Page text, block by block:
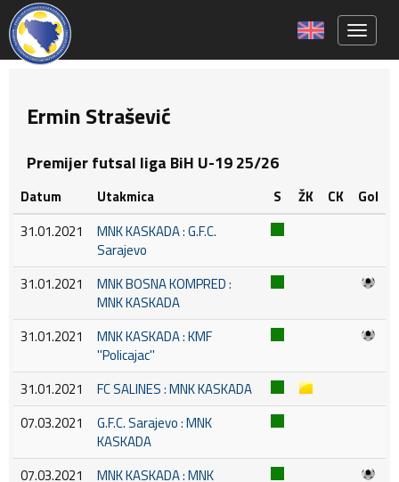
Ermin Strašević
Premijer futsal liga BiH U-19 25/26
Datum Utakmica S ŽK CK
Gol
31.01.2021
MNK KASKADA : G.F.C.
Sarajevo
31.01.2021
MNK BOSNA KOMPRED :
MNK KASKADA
31.01.2021
MNK KASKADA : KMF
''Policajac''
31.01.2021
FC SALINES : MNK KASKADA
07.03.2021
G.F.C. Sarajevo : MNK
KASKADA
07.03.2021
MNK KASKADA : MNK